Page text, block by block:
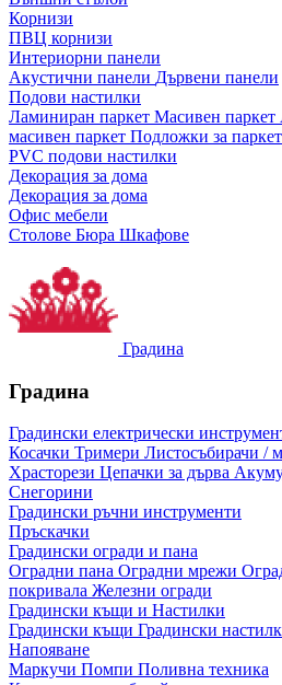
Корнизи
ПВЦ корнизи
Интериорни панели
Акустични панели Дървени панели
Подови настилки
Ламиниран паркет Масивен паркет
масивен паркет Подложки за паркет
PVC подови настилки
Декорация за дома
Декорация за дома
Офис мебели
Столове Бюра Шкафове
Градина
Градина
Градински електрически
Косачки Тримери Листосъбирачи /
Храсторези Цепачки за дърва
Снегорини
Градински ръчни инструменти
Пръскачки
Градински огради и пана
Оградни пана Оградни мрежи
покривала Железни огради
Градински къщи и Настилки
Градински къщи Градински
Напояване
Маркучи Помпи Поливна техника